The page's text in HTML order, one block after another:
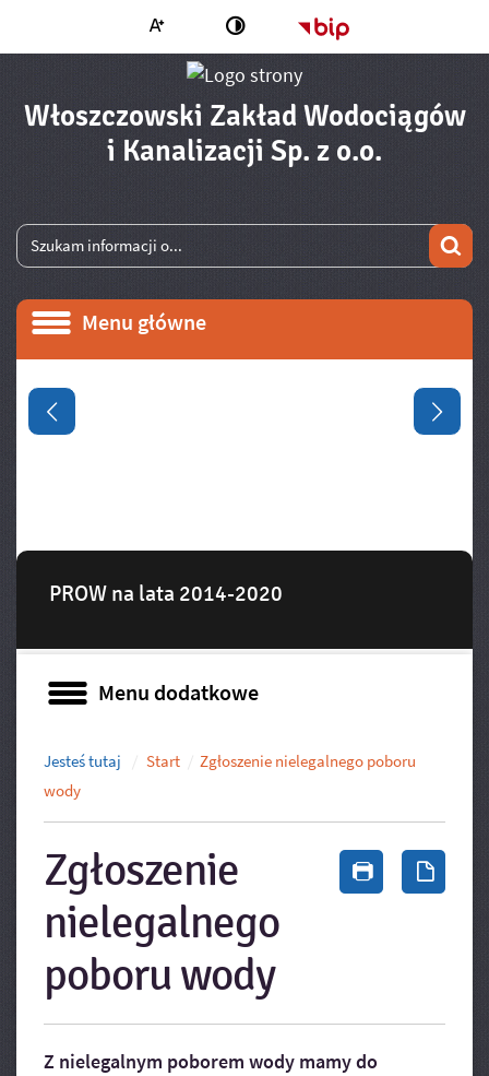
Większa czcionkaZmień kontrast Strona główna
Włoszczowski Zakład Wodociągów
i Kanalizacji Sp. z o.o. -
Wyszukiwarka
Wyszukiwana fraza
Menu główne
Menu główne
Informacje
PROW na lata 2014-2020
Poprzedni slajd
Menu dodatkowe
Menu dodatkowe
Jesteś tutaj Start
Zgłoszenie nielegalnego poboru
wody
Zgłoszenie
nielegalnego
poboru wody
Drukuj
Z nielegalnym poborem wody mamy do